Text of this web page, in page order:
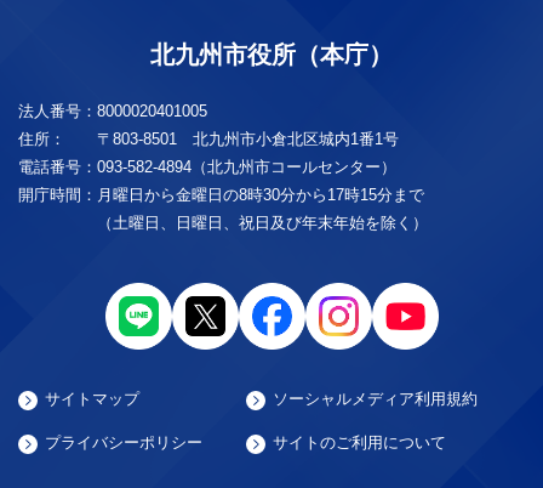
北九州市役所（本庁）
法人番号： 8000020401005
住所：
〒803-8501 北九州市小倉北区城内1番1号
電話番号： 093-582-4894（北九州市コールセンター）
開庁時間： 月曜日から金曜日の8時30分から17時15分まで
（土曜日、日曜日、祝日及び年末年始を除く）
サイトマップ ソーシャルメディア利用規約
プライバシーポリシー サイトのご利用について